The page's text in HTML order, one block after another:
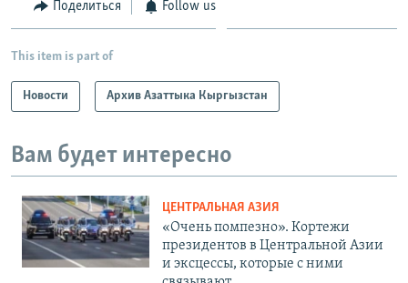
Поделиться Follow us
This item is part of
Новости Архив Азаттыка Кыргызстан
Вам будет интересно
ЦЕНТРАЛЬНАЯ АЗИЯ
«Очень помпезно». Кортежи
президентов в Центральной Азии
и эксцессы, которые с ними